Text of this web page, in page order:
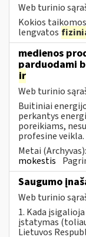
Web turinio
Kokios
lengvatos
medienos
parduodami
ir
Web turinio
Buitiniai
perkantys
poreikiams,
profesine
Metai (Archyvas):
mokestis
Saugumo
Web turinio
1. Kada
įstatymas
Lietuvos